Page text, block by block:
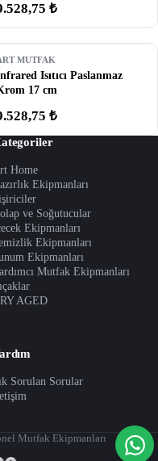
₺
MUTFAK
Isıtıcı Paslanmaz
17 cm
₺
Home
Ekipmanları
ve Soğutucular
Ekipmanları
Ekipmanları
Ekipmanları
Mutfak Ekipmanları
AGED
Sorulan Sorular
Mutfak Ekipmanları